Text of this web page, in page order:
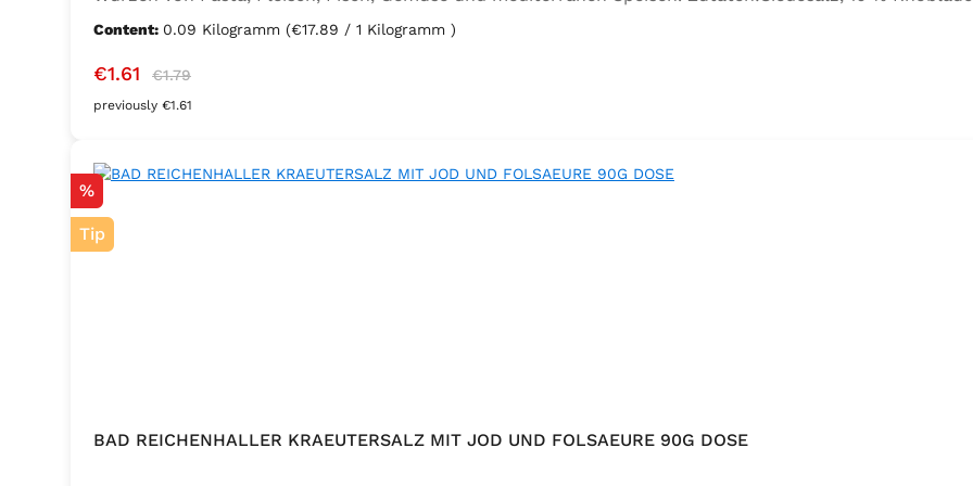
Sellerie, Zwiebel, Basilikum, Dill, Majoran, Lorbeer, Rosmarin, Oregano, Thymian), Trennmittel
Content: 0.09 Kilogramm (€17.89 / 1 Kilogramm )
Sale price:
€1.61 Regular price:
€1.79
previously €1.61
Discount
%
Tip
BAD REICHENHALLER KRAEUTERSALZ MIT JOD UND FOLSAEURE 90G DOSE